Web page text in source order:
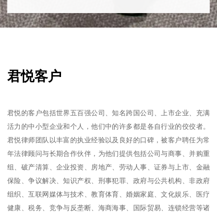
君悦客户
君悦的客户包括世界五百强公司、知名跨国公司、上市企业、充满
活力的中小型企业和个人，他们中的许多都是各自行业的佼佼者。
君悦律师团队以丰富的执业经验以及良好的口碑，被客户聘任为常
年法律顾问与长期合作伙伴，为他们提供包括公司与商事、并购重
组、破产清算、企业投资、房地产、劳动人事、证券与上市、金融
保险、争议解决、知识产权、刑事犯罪、政府与公共机构、非政府
组织、互联网媒体与技术、教育体育、婚姻家庭、文化娱乐、医疗
健康、税务、竞争与反垄断、海商海事、国际贸易、连锁经营等诸